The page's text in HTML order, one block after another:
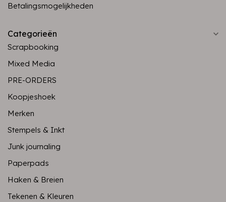
Betalingsmogelijkheden
Categorieën
Scrapbooking
Mixed Media
PRE-ORDERS
Koopjeshoek
Merken
Stempels & Inkt
Junk journaling
Paperpads
Haken & Breien
Tekenen & Kleuren